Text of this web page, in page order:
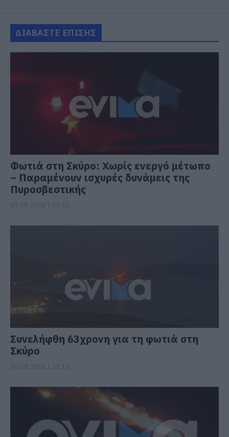
ΔΙΑΒΑΣΤΕ ΕΠΙΣΗΣ
Φωτιά στη Σκύρο: Χωρίς ενεργό μέτωπο
– Παραμένουν ισχυρές δυνάμεις της
Πυροσβεστικής
Συνελήφθη 63χρονη για τη φωτιά στη
Σκύρο